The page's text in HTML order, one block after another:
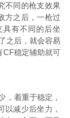
不同的枪支效果
方之后，一枪过
有不同的后坐
之后，就会容易
CF稳定辅助就可
，着重于稳定，
以减少后坐力，